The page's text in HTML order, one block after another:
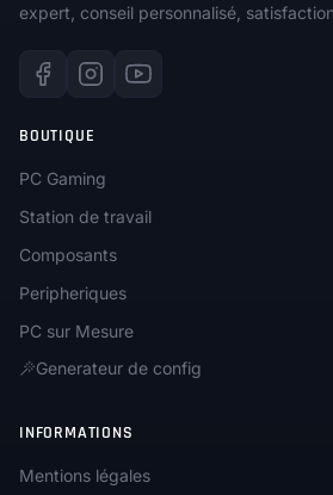
expert, conseil personnalisé,
BOUTIQUE
PC Gaming
Station de travail
Composants
Peripheriques
PC sur Mesure
Generateur de config
INFORMATIONS
Mentions légales